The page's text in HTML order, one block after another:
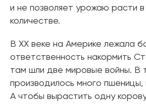
и не позволяет урожаю расти
количестве.
В XX веке на Америке лежала
ответственность накормить
там шли две мировые войны. В
производилось много пшеницы,
А чтобы вырастить одну